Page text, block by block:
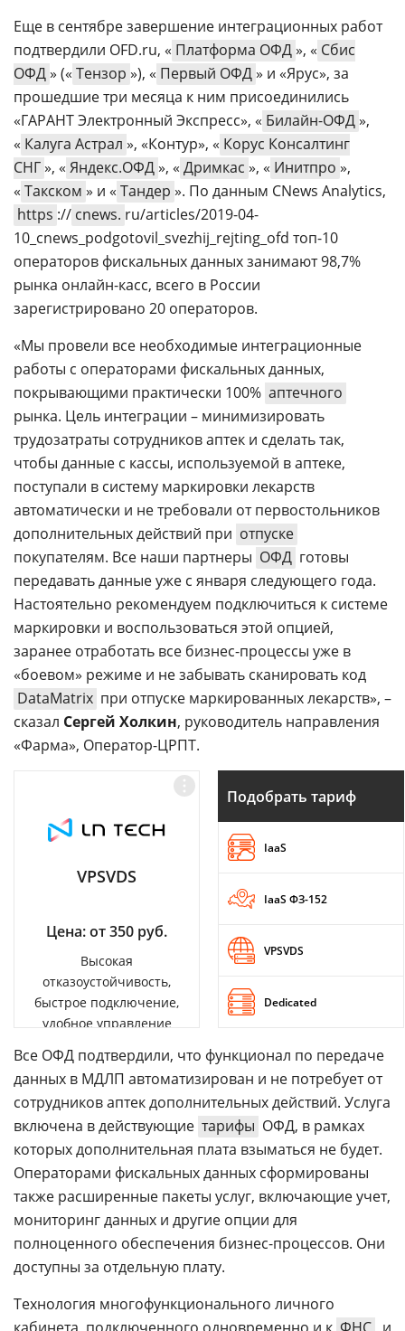
Еще в сентябре завершение интеграционных работ
подтвердили OFD.ru, « Платформа ОФД», « Сбис
ОФД» (« Тензор »), « Первый ОФД» и «Ярус», за
прошедшие три месяца к ним присоединились
«ГАРАНТ Электронный Экспресс», « Билайн-ОФД»,
« Калуга Астрал », «Контур», « Корус Консалтинг
СНГ», « Яндекс.ОФД», « Дримкас », « Инитпро »,
« Такском » и « Тандер ». По данным CNews Analytics,
https :// cnews. ru/articles/2019-04-
10_cnews_podgotovil_svezhij_rejting_ofd топ-10
операторов фискальных данных занимают 98,7%
рынка онлайн-касс, всего в России
зарегистрировано 20 операторов.
«Мы провели все необходимые интеграционные
работы с операторами фискальных данных,
покрывающими практически 100% аптечного
рынка. Цель интеграции – минимизировать
трудозатраты сотрудников аптек и сделать так,
чтобы данные с кассы, используемой в аптеке,
поступали в систему маркировки лекарств
автоматически и не требовали от первостольников
дополнительных действий при отпуске
покупателям. Все наши партнеры ОФД готовы
передавать данные уже с января следующего года.
Настоятельно рекомендуем подключиться к системе
маркировки и воспользоваться этой опцией,
заранее отработать все бизнес-процессы уже в
«боевом» режиме и не забывать сканировать код
DataMatrix при отпуске маркированных лекарств», –
сказал Сергей Холкин, руководитель направления
«Фарма», Оператор-ЦРПТ.
VPSVDS
Цена: от 350 руб.
Высокая
отказоустойчивость,
быстрое подключение,
удобное управление
Подобрать тариф
IaaS
IaaS ФЗ-152
VPSVDS
Dedicated
Все ОФД подтвердили, что функционал по передаче
данных в МДЛП автоматизирован и не потребует от
сотрудников аптек дополнительных действий. Услуга
включена в действующие тарифы ОФД, в рамках
которых дополнительная плата взыматься не будет.
Операторами фискальных данных сформированы
также расширенные пакеты услуг, включающие учет,
мониторинг данных и другие опции для
полноценного обеспечения бизнес-процессов. Они
доступны за отдельную плату.
Технология многофункционального личного